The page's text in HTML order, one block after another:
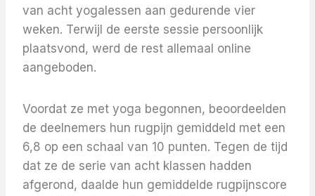
van acht yogalessen aan gedurende vier
weken. Terwijl de eerste sessie persoonlijk
plaatsvond, werd de rest allemaal online
aangeboden.
Voordat ze met yoga begonnen, beoordeelden
de deelnemers hun rugpijn gemiddeld met een
6,8 op een schaal van 10 punten. Tegen de tijd
dat ze de serie van acht klassen hadden
afgerond, daalde hun gemiddelde rugpijnscore